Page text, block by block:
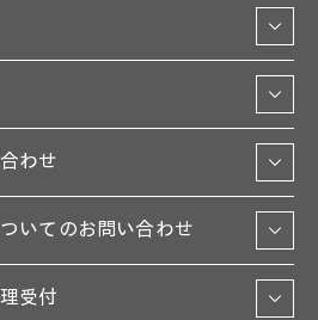
わせ
いてのお問い合わせ
受付